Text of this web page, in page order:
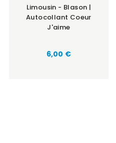
Limousin - Blason |
Autocollant Coeur
J'aime
Prix
6,00 €